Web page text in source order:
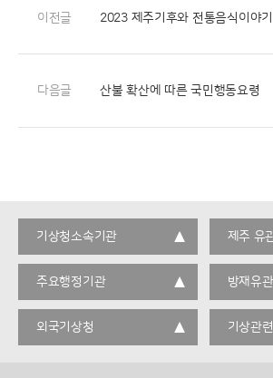
이전글 2023 제주기후와 전통음식이야기
다음글 산불 확산에 따른 국민행동요령
기상청소속기관 제주 유
주요행정기관 방재유
외국기상청 기상관